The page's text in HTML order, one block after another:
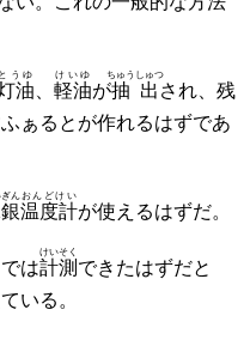
油
とうゆ
軽油
けいゆ
が抽
ちゅう
出
しゅつ
され、残
ぁるとが作れるはずであ
ん
温度計
おんどけい
が使えるはずだ。
は計測
けいそく
できたはずだと
いる。